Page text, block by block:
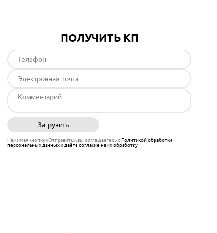
ПОЛУЧИТЬ КП
Загрузить
Нажимая кнопку «Отправить», вы соглашаетесь сПолитикой обработки
персональных данныхи даёте согласие на их обработку